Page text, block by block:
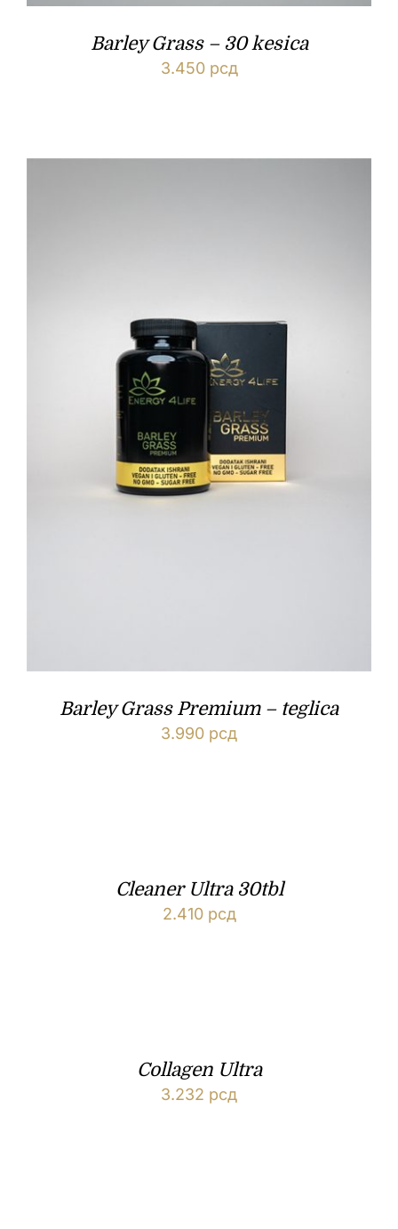
Barley Grass – 30 kesica
3.450 рсд
Barley Grass Premium – teglica
3.990 рсд
Cleaner Ultra 30tbl
2.410 рсд
Collagen Ultra
3.232 рсд